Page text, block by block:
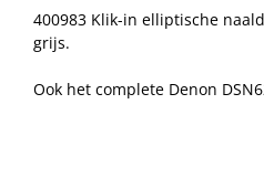
400983 Klik-in elliptische
grijs.
Ook het complete Denon